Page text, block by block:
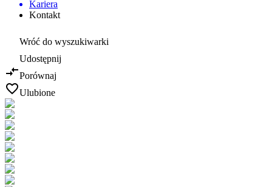
Kariera
Kontakt
Wróć do wyszukiwarki
Udostępnij
Porównaj
Ulubione